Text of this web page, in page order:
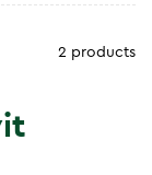
2 products